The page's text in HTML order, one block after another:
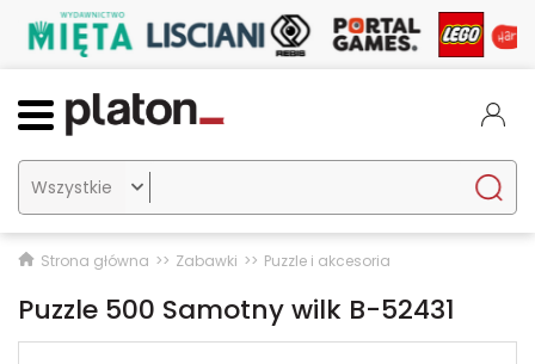

Strona główna Zabawki Puzzle i akcesoria
Puzzle 500 Samotny wilk B-52431